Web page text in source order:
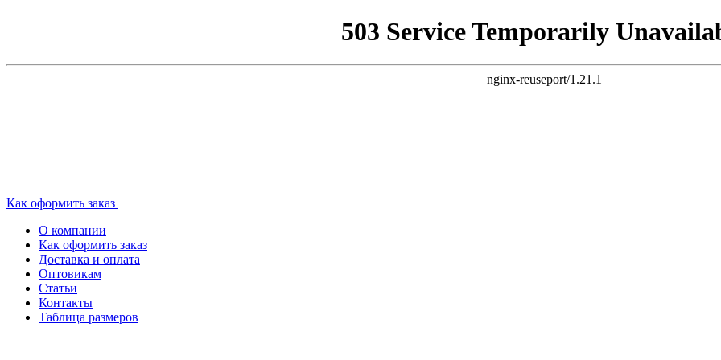
503 Service Temporarily
nginx-reuseport/1.21.1
Как оформить заказ
О компании
Как оформить заказ
Доставка и оплата
Оптовикам
Статьи
Контакты
Таблица размеров